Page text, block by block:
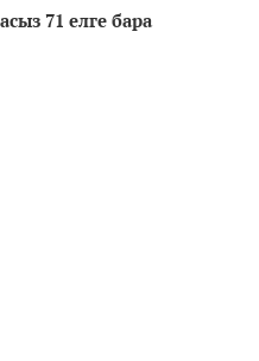
71 елге бара